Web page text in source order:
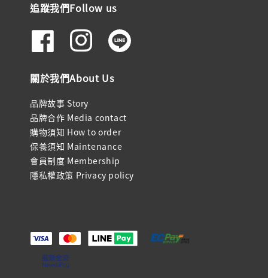
追蹤我們Follow us
關於我們About Us
品牌故事 Story
品牌合作 Media contact
購物須知 How to order
保養須知 Maintenance
會員制度 Membership
隱私權政策 Privacy policy